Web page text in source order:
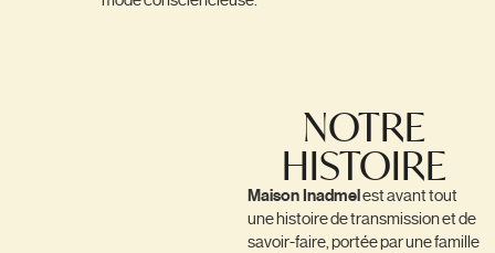
NOTRE
HISTOIRE
Maison Inadmelest avant tout
une histoire de transmission et de
savoir-faire, portée par une famille